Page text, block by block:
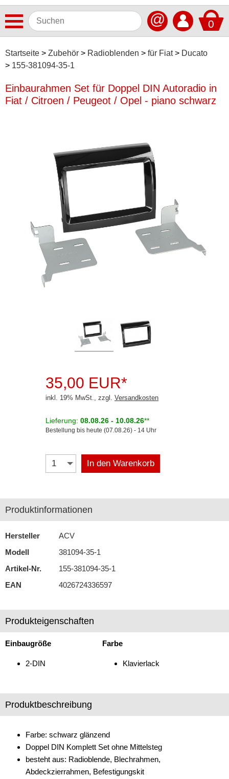
0
@
Startseite Zubehör Radioblenden für Fiat
Ducato
155-381094-35-1
Autoradios
Dashcams
Navigationssoftware
Navigationssysteme
Rückfahrsysteme
Soundprozessoren
Aktivsystemadapter
Antennenkabel
Antennensplitter
Antennenstab
Antennenverstärker
Aux-In-Adapter
Bluetooth
CAN-BUS-Adapter
DAB+
Entstörmaterial
Ersatzteile
Fahrzeughalter
Freischaltmodule
Frequenzweichen
Einbaurahmen Set für Doppel DIN Autoradio in
Fiat / Citroen / Peugeot / Opel - piano schwarz
35,00 EUR*
inkl. 19% MwSt., zzgl. Versandkosten
Lieferung: 08.08.26 - 10.08.26**
Bestellung bis heute (07.08.26) - 14 Uhr
In den Warenkorb
Produktinformationen
Hersteller
ACV
Modell
381094-35-1
Artikel-Nr.
155-381094-35-1
EAN
4026724336597
Produkteigenschaften
Einbaugröße
2-DIN
Farbe
Klavierlack
Produktbeschreibung
Farbe: schwarz glänzend
Doppel DIN Komplett Set ohne Mittelsteg
besteht aus: Radioblende, Blechrahmen,
Abdeckzierrahmen, Befestigungskit